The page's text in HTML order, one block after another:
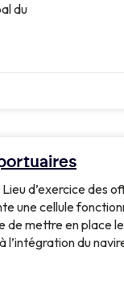
du
d’exercice des
une cellule
de mettre en place
l’intégration du